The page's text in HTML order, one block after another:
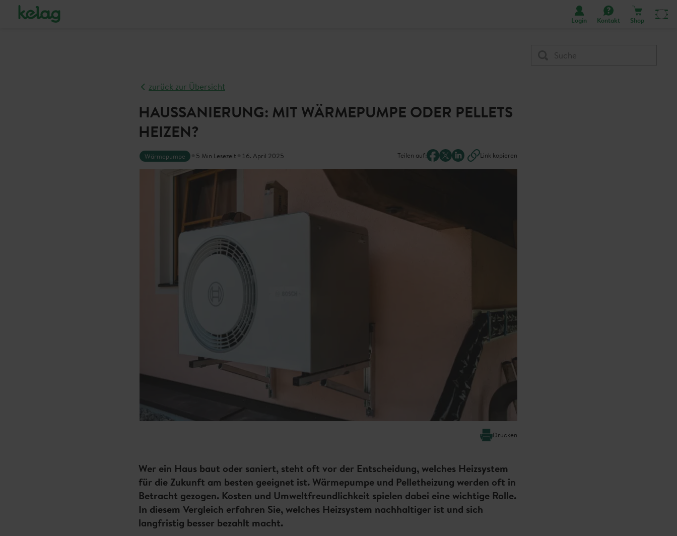
Login Kontakt Shop
zurück zur Übersicht
HAUSSANIERUNG: MIT WÄRMEPUMPE ODER PELLETS
HEIZEN?
Wärmepumpe 5 Min Lesezeit 16. April 2025 Teilen auf: Link kopieren
Drucken
Wer ein Haus baut oder saniert, steht oft vor der Entscheidung, welches Heizsystem
für die Zukunft am besten geeignet ist. Wärmepumpe und Pelletheizung werden oft in
Betracht gezogen. Kosten und Umweltfreundlichkeit spielen dabei eine wichtige Rolle.
In diesem Vergleich erfahren Sie, welches Heizsystem nachhaltiger ist und sich
langfristig besser bezahlt macht.